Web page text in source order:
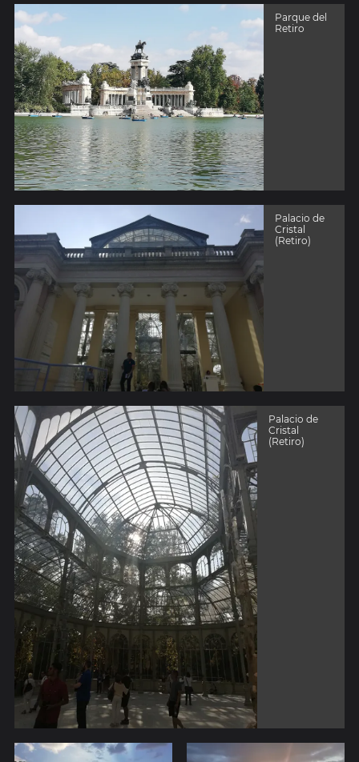
Parque del
Retiro
Palacio de
Cristal
(Retiro)
Palacio de
Cristal
(Retiro)